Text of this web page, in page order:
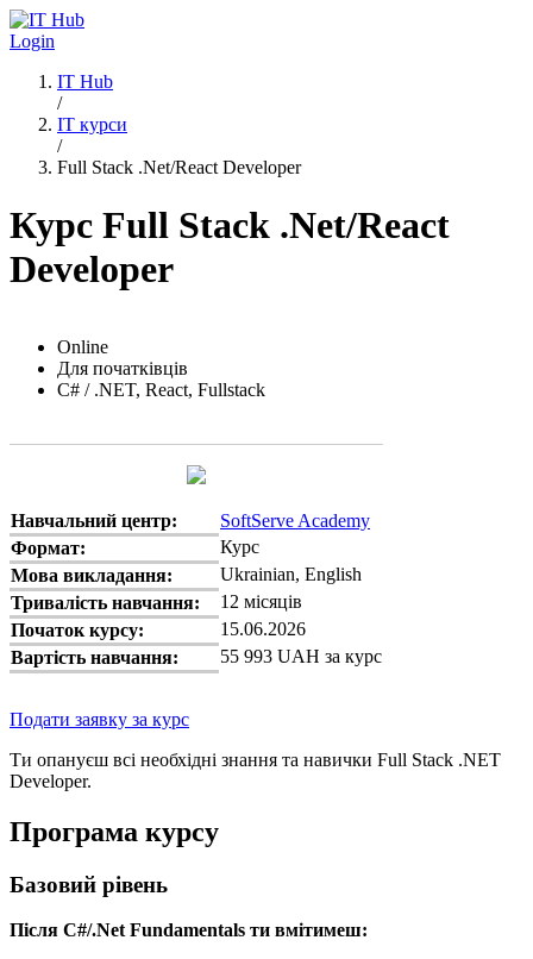
Перейти до основного вмісту
Login
IT Hub
/
IT курси
/
Full Stack .Net/React Developer
Курс Full Stack .Net/React
Developer
Online
Для початківців
C# / .NET, React, Fullstack
Навчальний центр:
SoftServe Academy
Формат:
Курс
Мова викладання:
Ukrainian, English
Тривалість навчання:
12 місяців
Початок курсу:
15.06.2026
Вартість навчання:
55 993 UAH за курс
Подати заявку за курс
Ти опануєш всі необхідні знання та навички Full Stack .NET
Developer.
Програма курсу
Базовий рівень
Після C#/.Net Fundamentals ти вмітимеш: